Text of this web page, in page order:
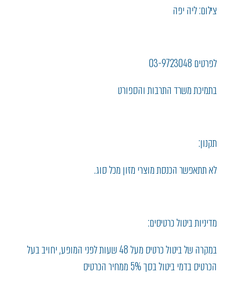
צילום: ליה יפה
לפרטים 03-9723048
בתמיכת משרד התרבות והספורט
תקנון:
לא תתאפשר הכנסת מוצרי מזון מכל סוג.
מדיניות ביטול כרטיסים:
במקרה של ביטול כרטיס מעל 48 שעות לפני המופע, יחויב בעל
הכרטיס בדמי ביטול בסך 5% ממחיר הכרטיס